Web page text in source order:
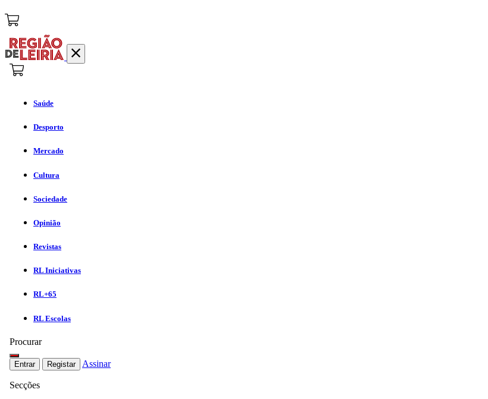
Saúde
Desporto
Mercado
Cultura
Sociedade
Opinião
Revistas
RL Iniciativas
RL+65
RL Escolas
Procurar
Entrar Registar Assinar
Secções